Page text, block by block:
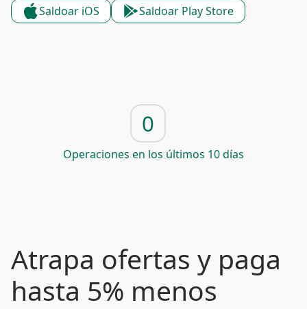
Saldoar iOS
Saldoar Play Store
0
Operaciones en los últimos 10 días
Atrapa ofertas y paga
hasta 5% menos